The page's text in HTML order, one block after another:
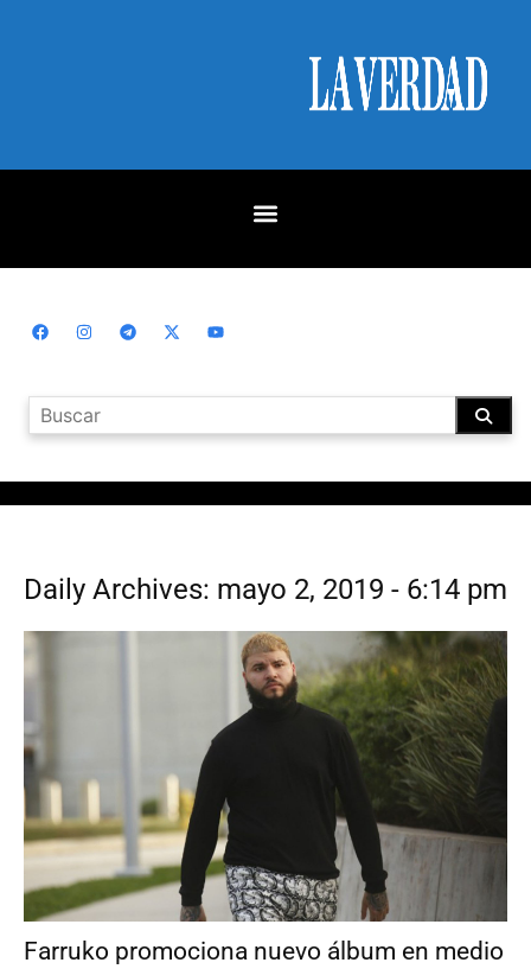
Daily Archives: mayo 2, 2019 - 6:14 pm
Farruko promociona nuevo álbum en medio